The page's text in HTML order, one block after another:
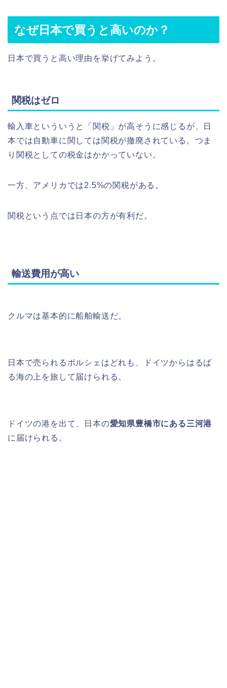
なぜ日本で買うと高いのか？
日本で買うと高い理由を挙げてみよう。
関税はゼロ
輸入車といういうと「関税」が高そうに感じるが、日
本では自動車に関しては関税が撤廃されている。つま
り関税としての税金はかかっていない。
一方、アメリカでは2.5%の関税がある。
関税という点では日本の方が有利だ。
輸送費用が高い
クルマは基本的に船舶輸送だ。
日本で売られるポルシェはどれも、ドイツからはるば
る海の上を旅して届けられる。
ドイツの港を出て、日本の愛知県豊橋市にある三河港
に届けられる。